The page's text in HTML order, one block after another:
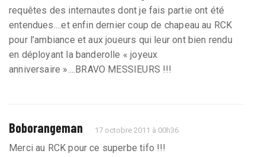
requêtes des internautes dont je fais partie ont été
entendues....et enfin dernier coup de chapeau au RCK
pour l’ambiance et aux joueurs qui leur ont bien rendu
en déployant la banderolle « joyeux
anniversaire »....BRAVO MESSIEURS !!!
Boborangeman 17 octobre 2011 à 00h36
Merci au RCK pour ce superbe tifo !!!